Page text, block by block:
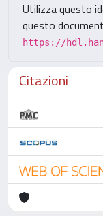
Utilizza questo
questo
https://
Citazioni